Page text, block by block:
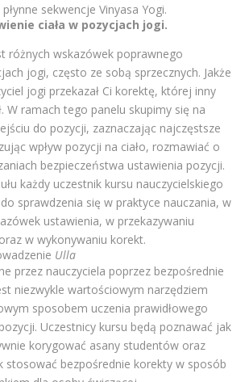
sekwencje Vinyasa Yogi.
ciała w pozycjach jogi.
różnych wskazówek poprawnego
jogi, często ze sobą sprzecznych. Jakże
jogi przekazał Ci korektę, której inny
W ramach tego panelu skupimy się na
do pozycji, zaznaczając najczęstsze
wpływ pozycji na ciało, rozmawiać o
bezpieczeństwa ustawienia pozycji.
każdy uczestnik kursu nauczycielskiego
sprawdzenia się w praktyce nauczania, w
ustawienia, w przekazywaniu
w wykonywaniu korekt.
Ulla
przez nauczyciela poprzez bezpośrednie
niezwykle wartościowym narzędziem
sposobem uczenia prawidłowego
Uczestnicy kursu będą poznawać jak
korygować asany studentów oraz
stosować bezpośrednie korekty w sposób